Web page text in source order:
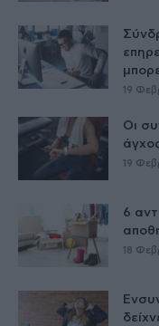
19
Οι
19
6
18